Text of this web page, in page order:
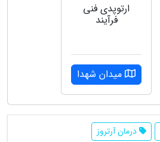
ارتوپدی فنی
فرآیند
میدان شهدا
درمان آرتروز